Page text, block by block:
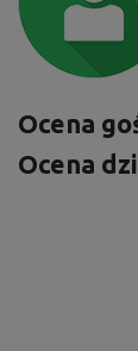
Ocena
Ocena